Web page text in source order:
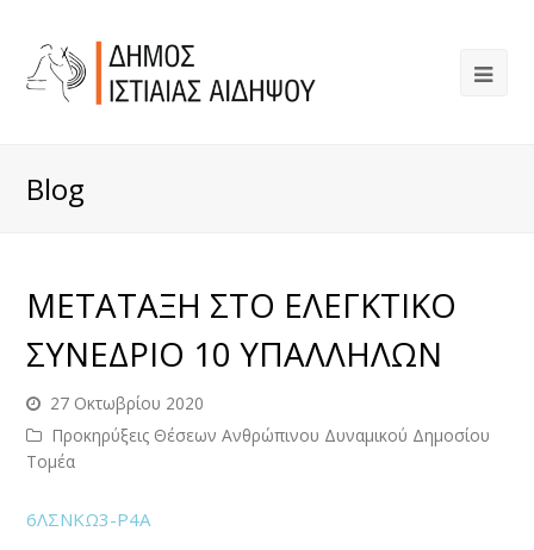
Blog
MΕΤΑΤΑΞΗ ΣΤΟ ΕΛΕΓΚΤΙΚΟ
ΣΥΝΕΔΡΙΟ 10 ΥΠΑΛΛΗΛΩΝ
27 Οκτωβρίου 2020
Προκηρύξεις Θέσεων Ανθρώπινου Δυναμικού Δημοσίου
Τομέα
6ΛΣΝΚΩ3-Ρ4Α